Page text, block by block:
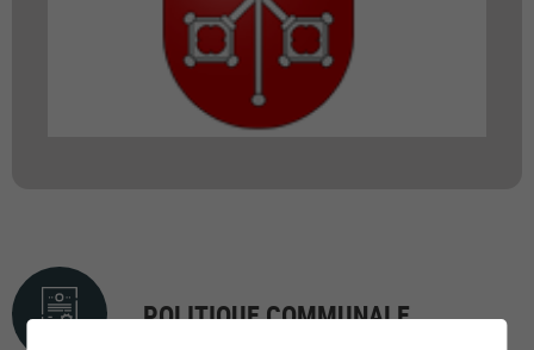
POLITIQUE COMMUNALE